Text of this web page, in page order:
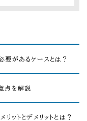
要があるケースとは？
点を解説
ットとデメリットとは？